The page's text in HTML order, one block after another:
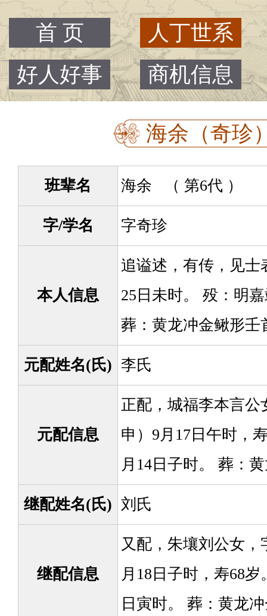
首 页
人丁世系
好人好事
商机信息
海余（奇珍
班辈名 海余 （ 第6代 ）
字/学名 字奇珍
本人信息
追谥述，有传，见士
25日未时。 殁：明
葬：黄龙冲金鳅形壬
元配姓名(氏) 李氏
元配信息
正配，城福李本言公
申）9月17日午时，
月14日子时。 葬：
继配姓名(氏) 刘氏
继配信息
又配，朱壤刘公女，
月18日子时，寿68
日寅时。 葬：黄龙